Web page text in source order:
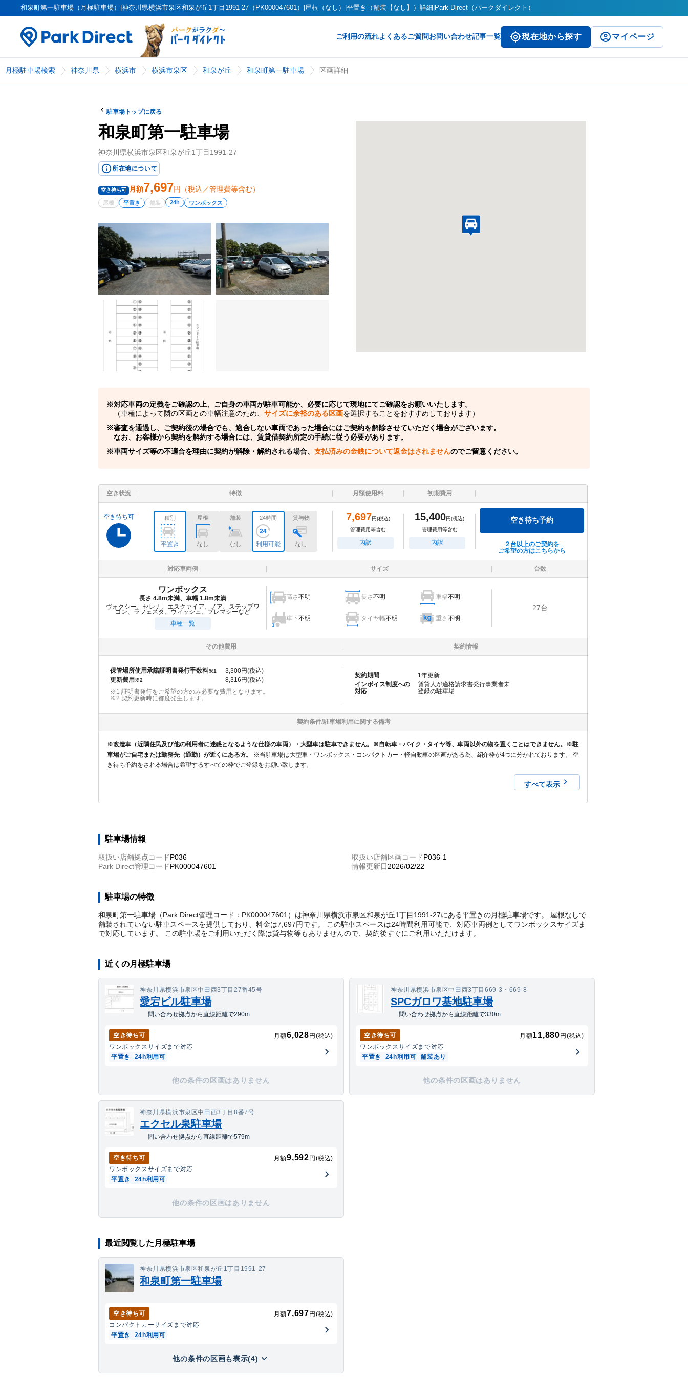
和泉町第一駐車場（月極駐車場）|神奈川県横浜市泉区和泉が丘1丁目1991-27（PK000047601）|屋根（なし）|平置き（舗装【なし】）詳細|Park Direct（パークダイレクト）
ご利用の流れよくあるご質問お問い合わせ記事一覧 現在地から探す マイページ
月極駐車場検索 神奈川県 横浜市 横浜市泉区 和泉が丘 和泉町第一駐車場 区画詳細
駐車場トップに戻る
和泉町第一駐車場
神奈川県横浜市泉区和泉が丘1丁目1991-27
所在地について
空き待ち可 月額7,697円（税込／管理費等含む）
屋根 平置き 舗装 24h ワンボックス
対応車両の定義をご確認の上、ご自身の車両が駐車可能か、必要に応じて現地にてご確認をお願いいたします。
（車種によって隣の区画との車幅注意のため、 サイズに余裕のある区画を選択することをおすすめしております）
審査を通過し、ご契約後の場合でも、適合しない車両であった場合にはご契約を解除させていただく場合がございます。
なお、お客様から契約を解約する場合には、賃貸借契約所定の手続に従う必要があります。
車両サイズ等の不適合を理由に契約が解除・解約される場合、 支払済みの金銭について返金はされませんのでご留意ください。
空き状況 特徴 月額使用料 初期費用
空き待ち可 種別
平置き
屋根
なし
舗装
なし
24時間
利用可能
貸与物
なし
7,697円(税込)
管理費用等含む
内訳
15,400円(税込)
管理費用等含む
内訳
空き待ち予約
２台以上のご契約を
ご希望の方はこちらから
対応車両例 サイズ 台数
ワンボックス
長さ 4.8m未満、車幅 1.8m未満
ヴォクシー、セレナ、エスクァイア、ノア、ステップワ
ゴン、ラフェスタ、ウィッシュ、プレマシーなど
車種一覧
高さ不明 長さ不明 車幅不明
車下不明 タイヤ幅不明 重さ不明
27台
その他費用 契約情報
保管場所使用承諾証明書発行手数料※1 3,300円(税込)
更新費用※2 8,316円(税込)
※1 証明書発行をご希望の方のみ必要な費用となります。
※2 契約更新時に都度発生します。
契約期間 1年更新
インボイス制度への
対応
賃貸人が適格請求書発行事業者未
登録の駐車場
契約条件/駐車場利用に関する備考
※改造車（近隣住民及び他の利用者に迷惑となるような仕様の車両）・大型車は駐車できません。※自転車・バイク・タイヤ等、車両以外の物を置くことはできません。※駐
車場がご自宅または勤務先（通勤）が近くにある方。
き待ち予約をされる場合は希望するすべての枠でご登録をお願い致します。
すべて表示
駐車場情報
取扱い店舗拠点コードP036 取扱い店舗区画コードP036-1
Park Direct管理コードPK000047601 情報更新日2026/02/22
駐車場の特徴
和泉町第一駐車場（Park Direct管理コード：PK000047601）は神奈川県横浜市泉区和泉が丘1丁目1991-27にある平置きの月極駐車場です。 屋根なしで
舗装されていない駐車スペースを提供しており、料金は7,697円です。 この駐車スペースは24時間利用可能で、対応車両例としてワンボックスサイズま
で対応しています。 この駐車場をご利用いただく際は貸与物等もありませんので、契約後すぐにご利用いただけます。
近くの月極駐車場
神奈川県横浜市泉区中田西3丁目27番45号
愛宕ビル駐車場
問い合わせ拠点から直線距離で290m
空き待ち可 月額6,028 円(税込)
ワンボックスサイズまで対応
平置き
24h利用可
他の条件の区画はありません
神奈川県横浜市泉区中田西3丁目669-3・669-8
SPCガロワ基地駐車場
問い合わせ拠点から直線距離で330m
空き待ち可 月額11,880 円(税込)
ワンボックスサイズまで対応
平置き
24h利用可 舗装あり
他の条件の区画はありません
神奈川県横浜市泉区中田西3丁目8番7号
エクセル泉駐車場
問い合わせ拠点から直線距離で579m
空き待ち可 月額9,592 円(税込)
ワンボックスサイズまで対応
平置き
24h利用可
他の条件の区画はありません
最近閲覧した月極駐車場
神奈川県横浜市泉区和泉が丘1丁目1991-27
和泉町第一駐車場
空き待ち可 月額7,697 円(税込)
コンパクトカーサイズまで対応
平置き
24h利用可
他の条件の区画も表示(4)